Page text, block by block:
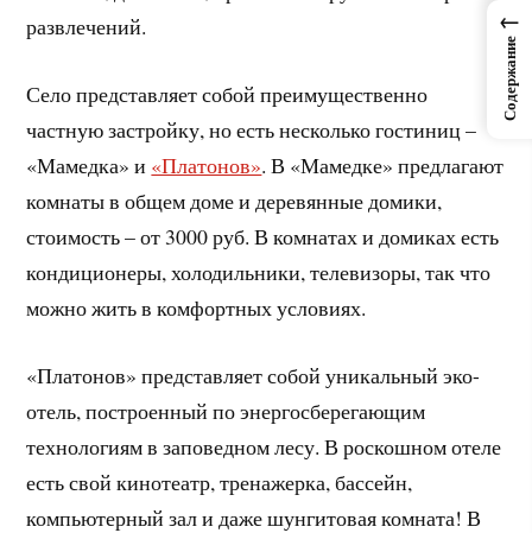
развлечений.
Село представляет собой преимущественно
частную застройку, но есть несколько гостиниц –
«Мамедка» и «Платонов». В «Мамедке» предлагают
комнаты в общем доме и деревянные домики,
стоимость – от 3000 руб. В комнатах и домиках есть
кондиционеры, холодильники, телевизоры, так что
можно жить в комфортных условиях.
«Платонов» представляет собой уникальный эко-
отель, построенный по энергосберегающим
технологиям в заповедном лесу. В роскошном отеле
есть свой кинотеатр, тренажерка, бассейн,
компьютерный зал и даже шунгитовая комната! В
←
Содержание